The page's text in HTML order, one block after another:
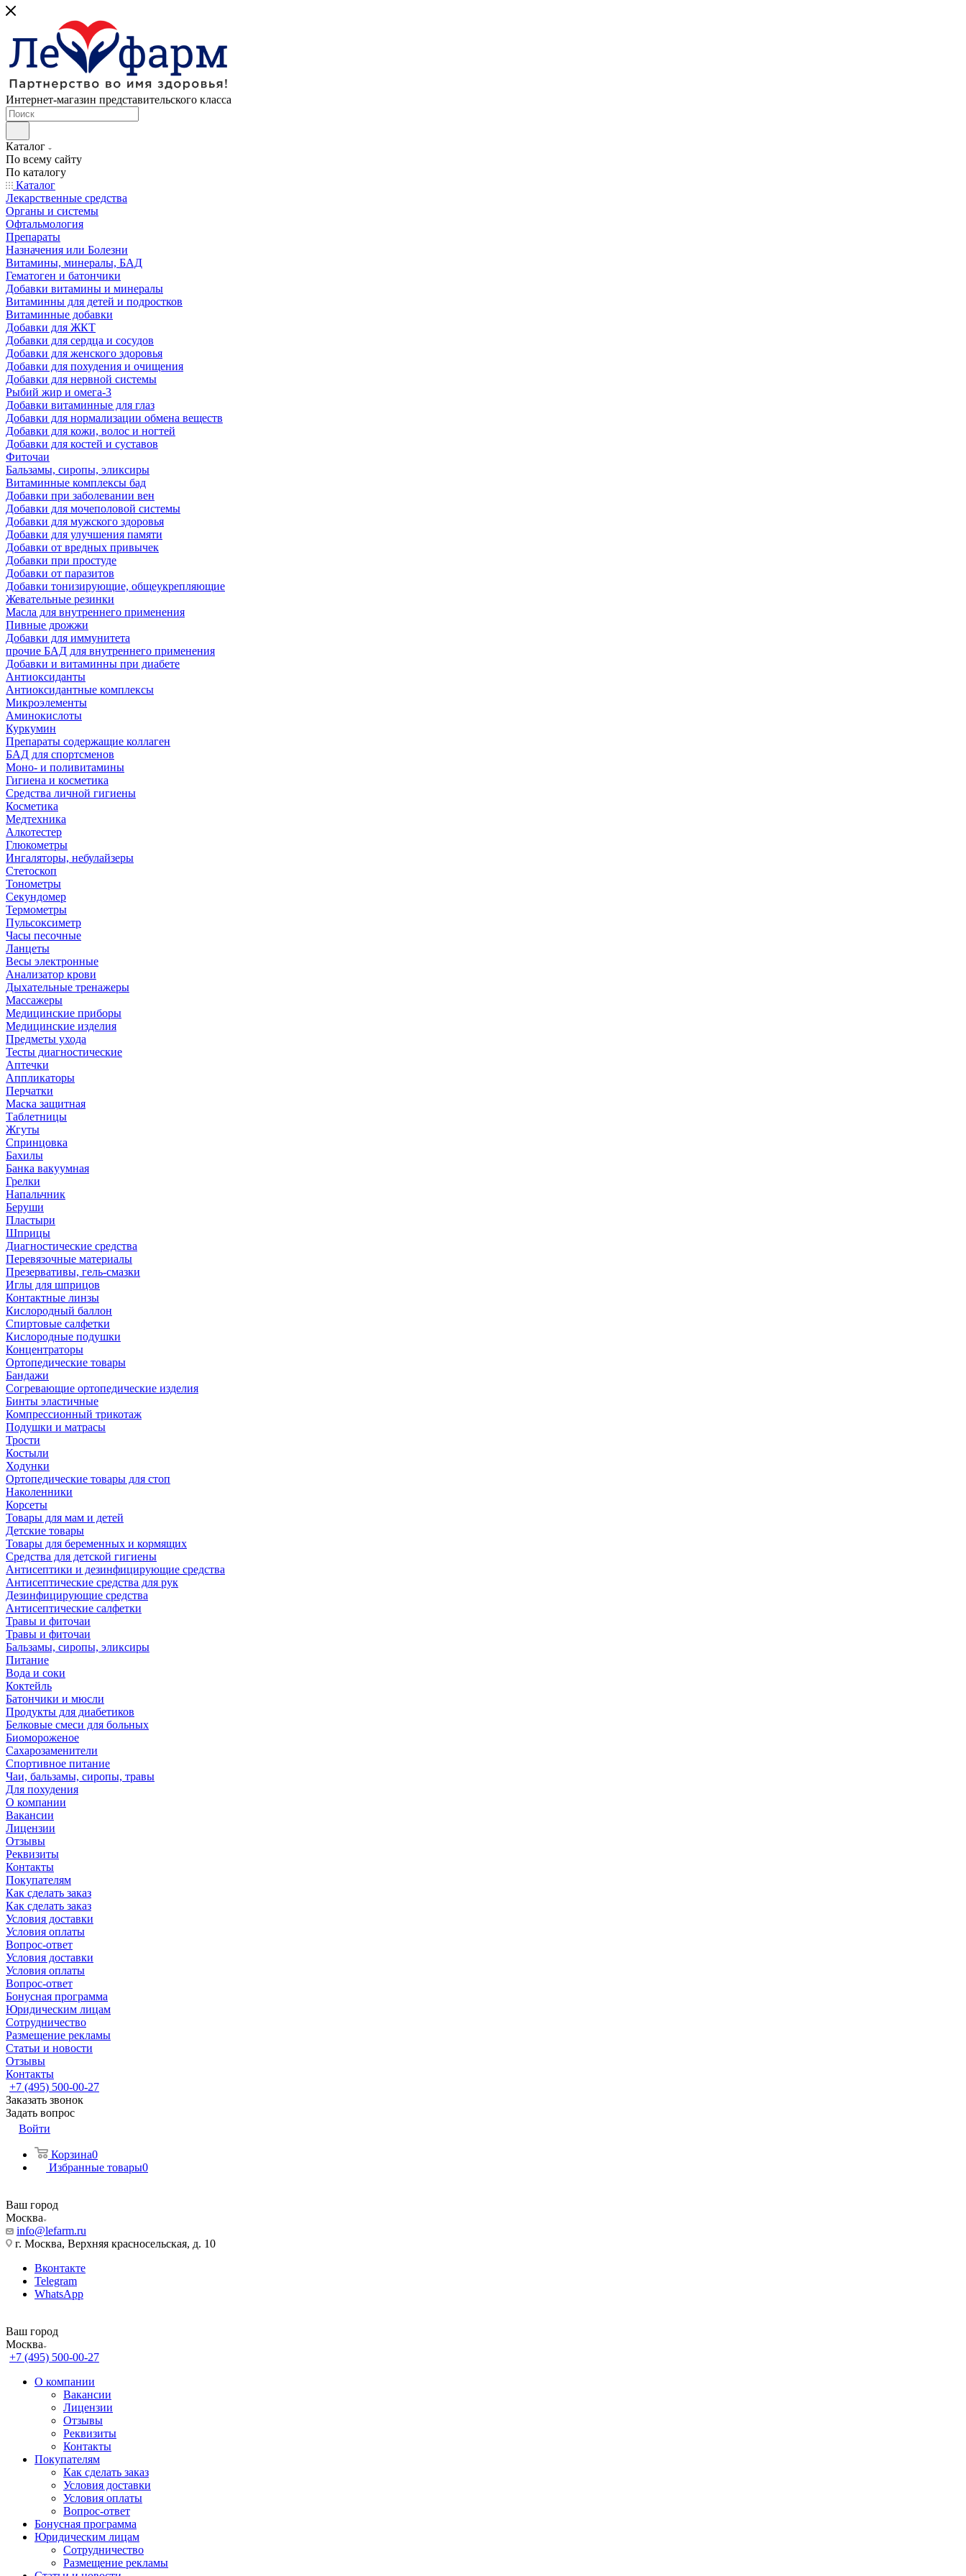
Интернет-магазин представительского класса
Каталог
По всему сайту
По каталогу
Каталог
Лекарственные средства
Органы и системы
Офтальмология
Препараты
Назначения или Болезни
Витамины, минералы, БАД
Гематоген и батончики
Добавки витамины и минералы
Витаминны для детей и подростков
Витаминные добавки
Добавки для ЖКТ
Добавки для сердца и сосудов
Добавки для женского здоровья
Добавки для похудения и очищения
Добавки для нервной системы
Рыбий жир и омега-3
Добавки витаминные для глаз
Добавки для нормализации обмена веществ
Добавки для кожи, волос и ногтей
Добавки для костей и суставов
Фиточаи
Бальзамы, сиропы, эликсиры
Витаминные комплексы бад
Добавки при заболевании вен
Добавки для мочеполовой системы
Добавки для мужского здоровья
Добавки для улучшения памяти
Добавки от вредных привычек
Добавки при простуде
Добавки от паразитов
Добавки тонизирующие, общеукрепляющие
Жевательные резинки
Масла для внутреннего применения
Пивные дрожжи
Добавки для иммунитета
прочие БАД для внутреннего применения
Добавки и витаминны при диабете
Антиоксиданты
Антиоксидантные комплексы
Микроэлементы
Аминокислоты
Куркумин
Препараты содержащие коллаген
БАД для спортсменов
Моно- и поливитамины
Гигиена и косметика
Средства личной гигиены
Косметика
Медтехника
Алкотестер
Глюкометры
Ингаляторы, небулайзеры
Стетоскоп
Тонометры
Секундомер
Термометры
Пульсоксиметр
Часы песочные
Ланцеты
Весы электронные
Анализатор крови
Дыхательные тренажеры
Массажеры
Медицинские приборы
Медицинские изделия
Предметы ухода
Тесты диагностические
Аптечки
Аппликаторы
Перчатки
Маска защитная
Таблетницы
Жгуты
Спринцовка
Бахилы
Банка вакуумная
Грелки
Напальчник
Беруши
Пластыри
Шприцы
Диагностические средства
Перевязочные материалы
Презервативы, гель-смазки
Иглы для шприцов
Контактные линзы
Кислородный баллон
Спиртовые салфетки
Кислородные подушки
Концентраторы
Ортопедические товары
Бандажи
Согревающие ортопедические изделия
Бинты эластичные
Компрессионный трикотаж
Подушки и матрасы
Трости
Костыли
Ходунки
Ортопедические товары для стоп
Наколенники
Корсеты
Товары для мам и детей
Детские товары
Товары для беременных и кормящих
Средства для детской гигиены
Антисептики и дезинфицирующие средства
Антисептические средства для рук
Дезинфицирующие средства
Антисептические салфетки
Травы и фиточаи
Травы и фиточаи
Бальзамы, сиропы, эликсиры
Питание
Вода и соки
Коктейль
Батончики и мюсли
Продукты для диабетиков
Белковые смеси для больных
Биомороженое
Сахарозаменители
Спортивное питание
Чаи, бальзамы, сиропы, травы
Для похудения
О компании
Вакансии
Лицензии
Отзывы
Реквизиты
Контакты
Покупателям
Как сделать заказ
Как сделать заказ
Условия доставки
Условия оплаты
Вопрос-ответ
Условия доставки
Условия оплаты
Вопрос-ответ
Бонусная программа
Юридическим лицам
Сотрудничество
Размещение рекламы
Статьи и новости
Отзывы
Контакты
+7 (495) 500-00-27
Заказать звонок
Задать вопрос
Войти
Корзина0
Избранные товары0
Ваш город
Москва
info@lefarm.ru
г. Москва, Верхняя красносельская, д. 10
Вконтакте
Telegram
WhatsApp
Ваш город
Москва
+7 (495) 500-00-27
О компании
Вакансии
Лицензии
Отзывы
Реквизиты
Контакты
Покупателям
Как сделать заказ
Условия доставки
Условия оплаты
Вопрос-ответ
Бонусная программа
Юридическим лицам
Сотрудничество
Размещение рекламы